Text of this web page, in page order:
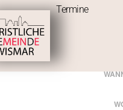
Termine
BiZ im